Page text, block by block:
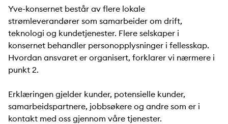
Yve-konsernet består av flere lokale
strømleverandører som samarbeider om drift,
teknologi og kundetjenester. Flere selskaper i
konsernet behandler personopplysninger i fellesskap.
Hvordan ansvaret er organisert, forklarer vi nærmere i
punkt 2.
Erklæringen gjelder kunder, potensielle kunder,
samarbeidspartnere, jobbsøkere og andre som er i
kontakt med oss gjennom våre tjenester.